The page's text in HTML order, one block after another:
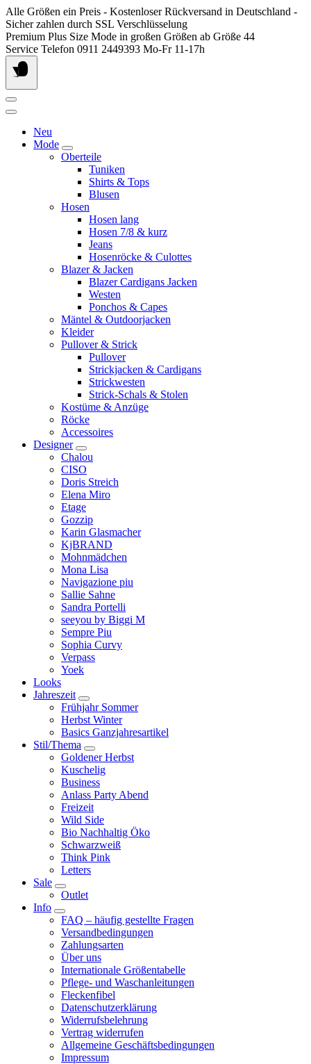
Springen
Sie
zum
Inhalt
Alle Größen ein Preis - Kostenloser Rückversand in Deutschland -
Sicher zahlen durch SSL Verschlüsselung
Premium Plus Size Mode in großen Größen ab Größe 44
Service Telefon 0911 2449393 Mo-Fr 11-17h
Neu
Mode
Oberteile
Tuniken
Shirts & Tops
Blusen
Hosen
Hosen lang
Hosen 7/8 & kurz
Jeans
Hosenröcke & Culottes
Blazer & Jacken
Blazer Cardigans Jacken
Westen
Ponchos & Capes
Mäntel & Outdoorjacken
Kleider
Pullover & Strick
Pullover
Strickjacken & Cardigans
Strickwesten
Strick-Schals & Stolen
Kostüme & Anzüge
Röcke
Accessoires
Designer
Chalou
CISO
Doris Streich
Elena Miro
Etage
Gozzip
Karin Glasmacher
KjBRAND
Mohnmädchen
Mona Lisa
Navigazione piu
Sallie Sahne
Sandra Portelli
seeyou by Biggi M
Sempre Piu
Sophia Curvy
Verpass
Yoek
Looks
Jahreszeit
Frühjahr Sommer
Herbst Winter
Basics Ganzjahresartikel
Stil/Thema
Goldener Herbst
Kuschelig
Business
Anlass Party Abend
Freizeit
Wild Side
Bio Nachhaltig Öko
Schwarzweiß
Think Pink
Letters
Sale
Outlet
Info
FAQ – häufig gestellte Fragen
Versandbedingungen
Zahlungsarten
Über uns
Internationale Größentabelle
Pflege- und Waschanleitungen
Fleckenfibel
Datenschutzerklärung
Widerrufsbelehrung
Vertrag widerrufen
Allgemeine Geschäftsbedingungen
Impressum